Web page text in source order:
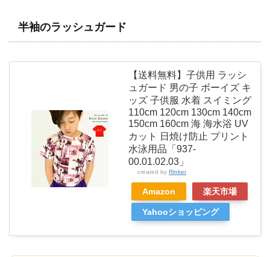
半袖のラッシュガード
【送料無料】子供用 ラッシ
ュガード 男の子 ボーイズ キ
ッズ 子供服 水着 スイミング
110cm 120cm 130cm 140cm
150cm 160cm 海 海水浴 UV
カット 日焼け防止 プリント
水泳用品「937-
00.01.02.03」
created by Rinker
Amazon 楽天市場
Yahooショッピング